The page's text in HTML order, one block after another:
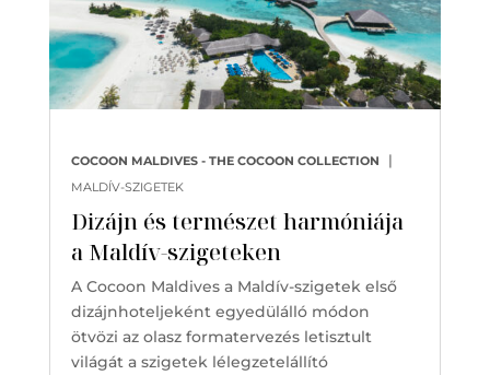
Dizájn és természet harmóniája
a Maldív-szigeteken
COCOON MALDIVES - THE COCOON COLLECTION |
MALDÍV-SZIGETEK
A Cocoon Maldives a Maldív-szigetek első
dizájnhoteljeként egyedülálló módon
ötvözi az olasz formatervezés letisztult
világát a szigetek lélegzetelállító